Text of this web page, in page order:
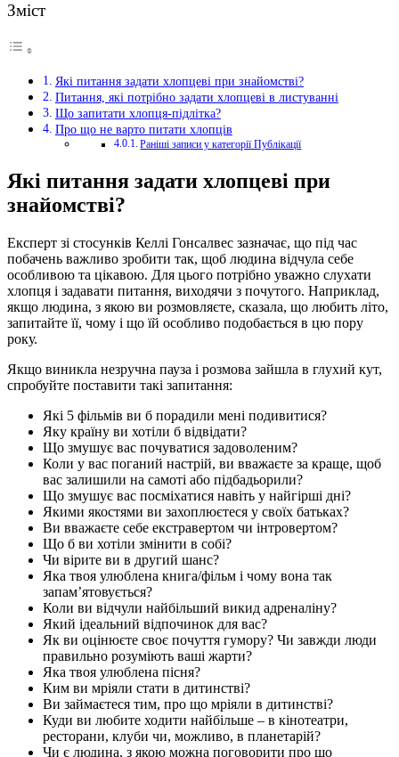
Зміст
Які питання задати хлопцеві при знайомстві?
Питання, які потрібно задати хлопцеві в листуванні
Що запитати хлопця-підлітка?
Про що не варто питати хлопців
Раніші записи у категорії Публікації
Які питання задати хлопцеві при
знайомстві?
Експерт зі стосунків Келлі Гонсалвес зазначає, що під час
побачень важливо зробити так, щоб людина відчула себе
особливою та цікавою. Для цього потрібно уважно слухати
хлопця і задавати питання, виходячи з почутого. Наприклад,
якщо людина, з якою ви розмовляєте, сказала, що любить літо,
запитайте її, чому і що їй особливо подобається в цю пору
року.
Якщо виникла незручна пауза і розмова зайшла в глухий кут,
спробуйте поставити такі запитання:
Які 5 фільмів ви б порадили мені подивитися?
Яку країну ви хотіли б відвідати?
Що змушує вас почуватися задоволеним?
Коли у вас поганий настрій, ви вважаєте за краще, щоб
вас залишили на самоті або підбадьорили?
Що змушує вас посміхатися навіть у найгірші дні?
Якими якостями ви захоплюєтеся у своїх батьках?
Ви вважаєте себе екстравертом чи інтровертом?
Що б ви хотіли змінити в собі?
Чи вірите ви в другий шанс?
Яка твоя улюблена книга/фільм і чому вона так
запам’ятовується?
Коли ви відчули найбільший викид адреналіну?
Який ідеальний відпочинок для вас?
Як ви оцінюєте своє почуття гумору? Чи завжди люди
правильно розуміють ваші жарти?
Яка твоя улюблена пісня?
Ким ви мріяли стати в дитинстві?
Ви займаєтеся тим, про що мріяли в дитинстві?
Куди ви любите ходити найбільше – в кінотеатри,
ресторани, клуби чи, можливо, в планетарій?
Чи є людина, з якою можна поговорити про що